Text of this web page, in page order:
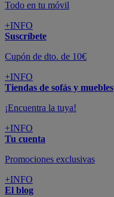
Todo en tu móvil
+INFO
Suscríbete
Cupón de dto. de 10€
+INFO
Tiendas de sofás y muebles
¡Encuentra la tuya!
+INFO
Tu cuenta
Promociones exclusivas
+INFO
El blog